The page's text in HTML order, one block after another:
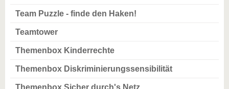
Team Puzzle - finde den Haken!
Teamtower
Themenbox Kinderrechte
Themenbox Diskriminierungssensibilität
Themenbox Sicher durch's Netz